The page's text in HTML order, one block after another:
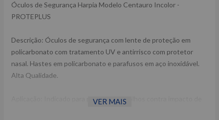
Óculos de Segurança Harpia Modelo Centauro Incolor -
PROTEPLUS
Descrição: Óculos de segurança com lente de proteção em
policarbonato com tratamento UV e antirrisco com protetor
nasal. Hastes em policarbonato e parafusos em aço inoxidável.
Alta Qualidade.
Aplicação: Indicado para proteção dos olhos contra impacto de
VER MAIS